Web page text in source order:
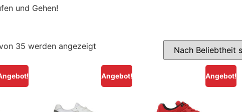
und Gehen!
35 werden angezeigt
Angebot! Angebot!